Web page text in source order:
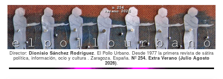
Director: Dionisio Sánchez Rodríguez. El Pollo Urbano. Desde 1977 la primera revista de sátira
política, información, ocio y cultura . Zaragoza. España. Nº 254. Extra Verano (Julio Agosto
2026).